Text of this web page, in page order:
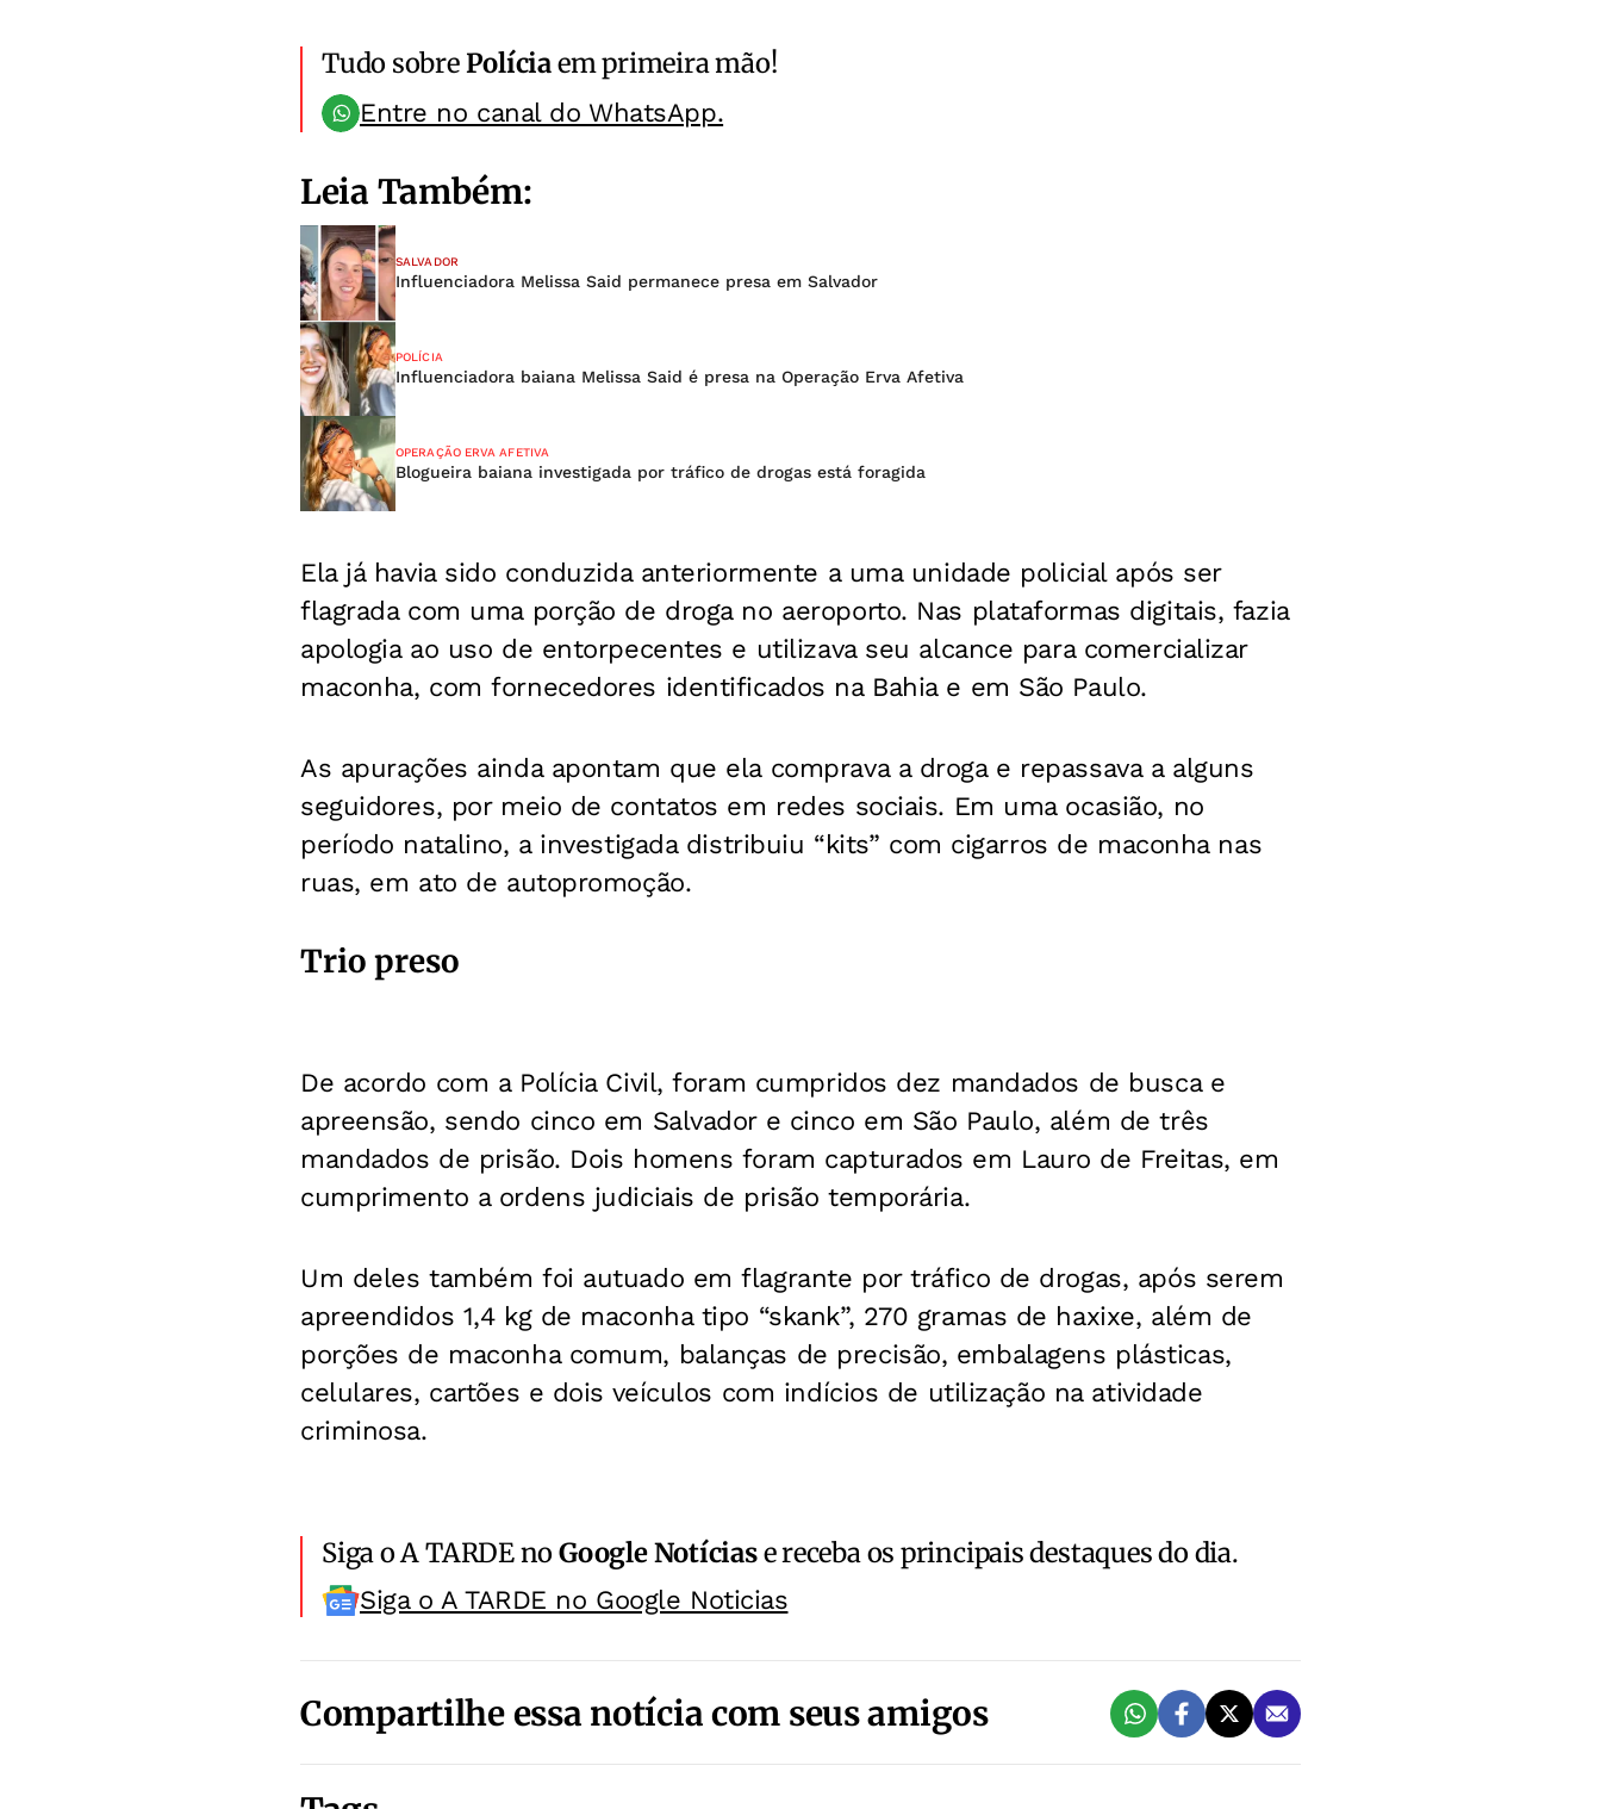
Tudo sobrePolíciaem primeira mão!
Entre no canal do WhatsApp.
Leia Também:
SALVADOR
Influenciadora Melissa Said permanece presa em Salvador
POLÍCIA
Influenciadora baiana Melissa Said é presa na Operação Erva Afetiva
OPERAÇÃO ERVA AFETIVA
Blogueira baiana investigada por tráfico de drogas está foragida
Ela já havia sido conduzida anteriormente a uma unidade policial após ser
flagrada com uma porção de droga no aeroporto. Nas plataformas digitais, fazia
apologia ao uso de entorpecentes e utilizava seu alcance para comercializar
maconha, com fornecedores identificados na Bahia e em São Paulo.
As apurações ainda apontam que ela comprava a droga e repassava a alguns
seguidores, por meio de contatos em redes sociais. Em uma ocasião, no
período natalino, a investigada distribuiu “kits” com cigarros de maconha nas
ruas, em ato de autopromoção.
Trio preso
De acordo com a Polícia Civil, foram cumpridos dez mandados de busca e
apreensão, sendo cinco em Salvador e cinco em São Paulo, além de três
mandados de prisão. Dois homens foram capturados em Lauro de Freitas, em
cumprimento a ordens judiciais de prisão temporária.
Um deles também foi autuado em flagrante por tráfico de drogas, após serem
apreendidos 1,4 kg de maconha tipo “skank”, 270 gramas de haxixe, além de
porções de maconha comum, balanças de precisão, embalagens plásticas,
celulares, cartões e dois veículos com indícios de utilização na atividade
criminosa.
Siga o A TARDE noGoogle Notíciase receba os principais destaques do dia.
Siga o A TARDE no Google Noticias
Compartilhe essa notícia com seus amigos